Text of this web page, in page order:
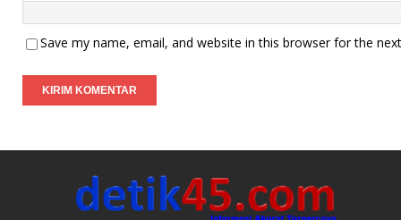
Save my name, email, and website in this browser for the